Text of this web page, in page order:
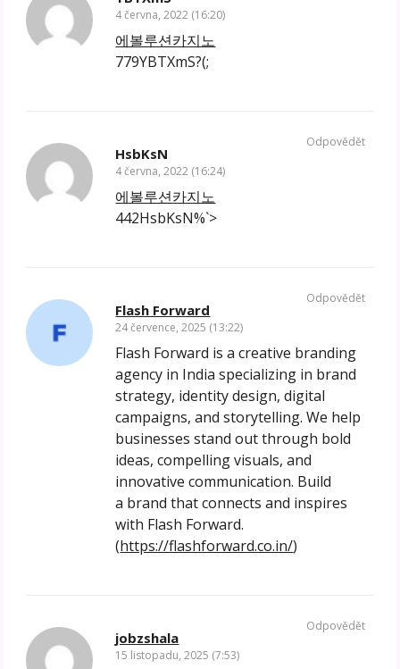
4 června, 2022 (16:20)
에볼루션카지노
779YBTXmS?(;
HsbKsN
4 června, 2022 (16:24)
에볼루션카지노
442HsbKsN%`>
Odpovědět
Flash Forward
24 července, 2025 (13:22)
Flash Forward is a creative branding
agency in India specializing in brand
strategy, identity design, digital
campaigns, and storytelling. We help
businesses stand out through bold
ideas, compelling visuals, and
innovative communication. Build
a brand that connects and inspires
with Flash Forward.
(https://flashforward.co.in/)
Odpovědět
jobzshala
15 listopadu, 2025 (7:53)
Odpovědět